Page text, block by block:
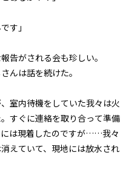
FRIENDS
１日：THE BEGINNING OF
１日：LAST BATTLE
す」
告がされる会も珍しい。
んは話を続けた。
室内待機をしていた我々は火
すぐに連絡を取り合って準備
は現着したのですが……我々
えていて、現地には放水され